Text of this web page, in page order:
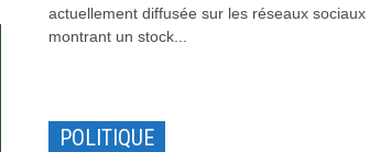
actuellement diffusée sur les réseaux sociaux
montrant un stock...
POLITIQUE